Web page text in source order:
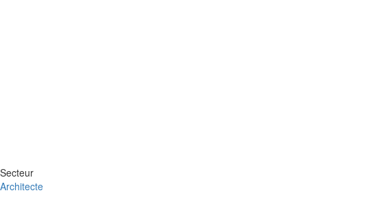
Secteur
Architecte